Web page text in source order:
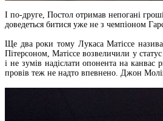
І по-друге, Постол отримав непогані
доведеться битися уже не з чемпіоном
Ще два роки тому Лукаса Матіссе
Пітерсоном, Матіссе возвеличили у
і не зумів надіслати опонента на
провів теж не надто впевнено. Джон